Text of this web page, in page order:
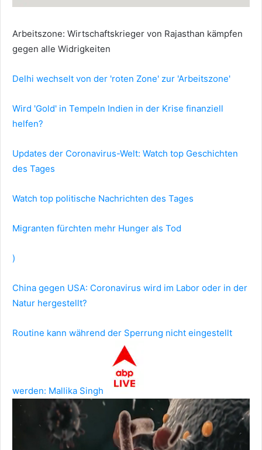
Arbeitszone: Wirtschaftskrieger von Rajasthan kämpfen
gegen alle Widrigkeiten
Delhi wechselt von der 'roten Zone' zur 'Arbeitszone'
Wird 'Gold' in Tempeln Indien in der Krise finanziell
helfen?
Updates der Coronavirus-Welt: Watch top Geschichten
des Tages
Watch top politische Nachrichten des Tages
Migranten fürchten mehr Hunger als Tod
)
China gegen USA: Coronavirus wird im Labor oder in der
Natur hergestellt?
Routine kann während der Sperrung nicht eingestellt
werden: Mallika Singh